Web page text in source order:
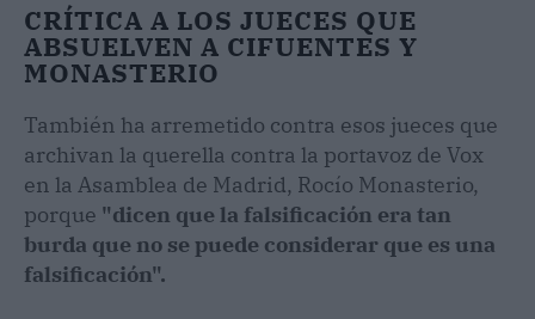
CRÍTICA A LOS JUECES QUE
ABSUELVEN A CIFUENTES Y
MONASTERIO
También ha arremetido contra esos jueces que
archivan la querella contra la portavoz de Vox
en la Asamblea de Madrid, Rocío Monasterio,
porque "dicen que la falsificación era tan
burda que no se puede considerar que es una
falsificación".